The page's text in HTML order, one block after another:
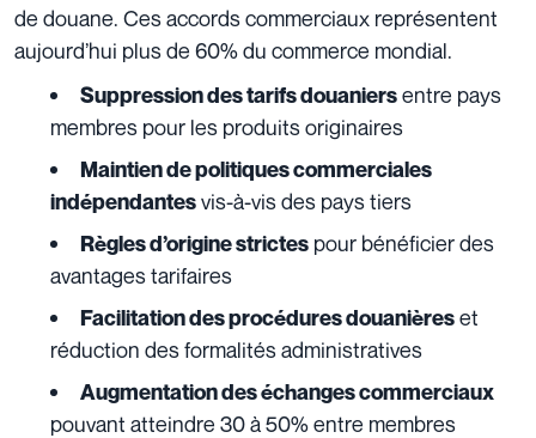
de douane. Ces accords commerciaux représentent
aujourd’hui plus de 60% du commerce mondial.
Suppression destarifs douaniersentre pays
membres pour les produits originaires
Maintien de politiques commerciales
indépendantesvis-à-vis des pays tiers
Règles d’origine strictes pour bénéficier des
avantages tarifaires
Facilitation des procédures douanièreset
réduction des formalités administratives
Augmentation des échanges commerciaux
pouvant atteindre 30 à 50% entre membres